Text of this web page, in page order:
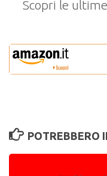
Scopri le ultime
POTREBBERO